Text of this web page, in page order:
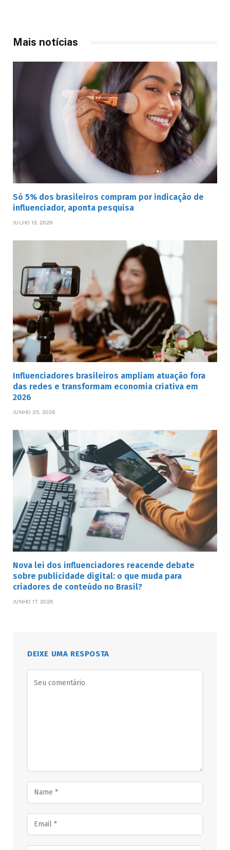
Mais notícias
Só 5% dos brasileiros compram por indicação de
influenciador, aponta pesquisa
JULHO 13, 2026
Influenciadores brasileiros ampliam atuação fora
das redes e transformam economia criativa em
2026
JUNHO 25, 2026
Nova lei dos influenciadores reacende debate
sobre publicidade digital: o que muda para
criadores de conteúdo no Brasil?
JUNHO 17, 2026
DEIXE UMA RESPOSTA